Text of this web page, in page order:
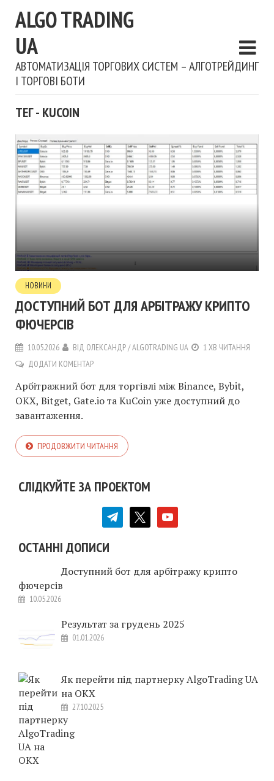
ALGO TRADING
UA
АВТОМАТИЗАЦІЯ ТОРГОВИХ СИСТЕМ – АЛГОТРЕЙДИНГ
І ТОРГОВІ БОТИ
ТЕГ - KUCOIN
НОВИНИ
ДОСТУПНИЙ БОТ ДЛЯ АРБІТРАЖУ КРИПТО
ФЮЧЕРСІВ
10.05.2026 ВІД ОЛЕКСАНДР / ALGOTRADING UA
1 ХВ ЧИТАННЯ
ДОДАТИ КОМЕНТАР
Арбітражний бот для торгівлі між Binance, Bybit,
OKX, Bitget, Gate.io та KuCoin уже доступний до
завантаження.
ПРОДОВЖИТИ ЧИТАННЯ
СЛІДКУЙТЕ ЗА ПРОЕКТОМ
telegram youtube
ОСТАННІ ДОПИСИ
Доступний бот для арбітражу крипто
фючерсів
10.05.2026
Результат за грудень 2025
01.01.2026
Як перейти під партнерку AlgoTrading UA
на OKX
27.10.2025